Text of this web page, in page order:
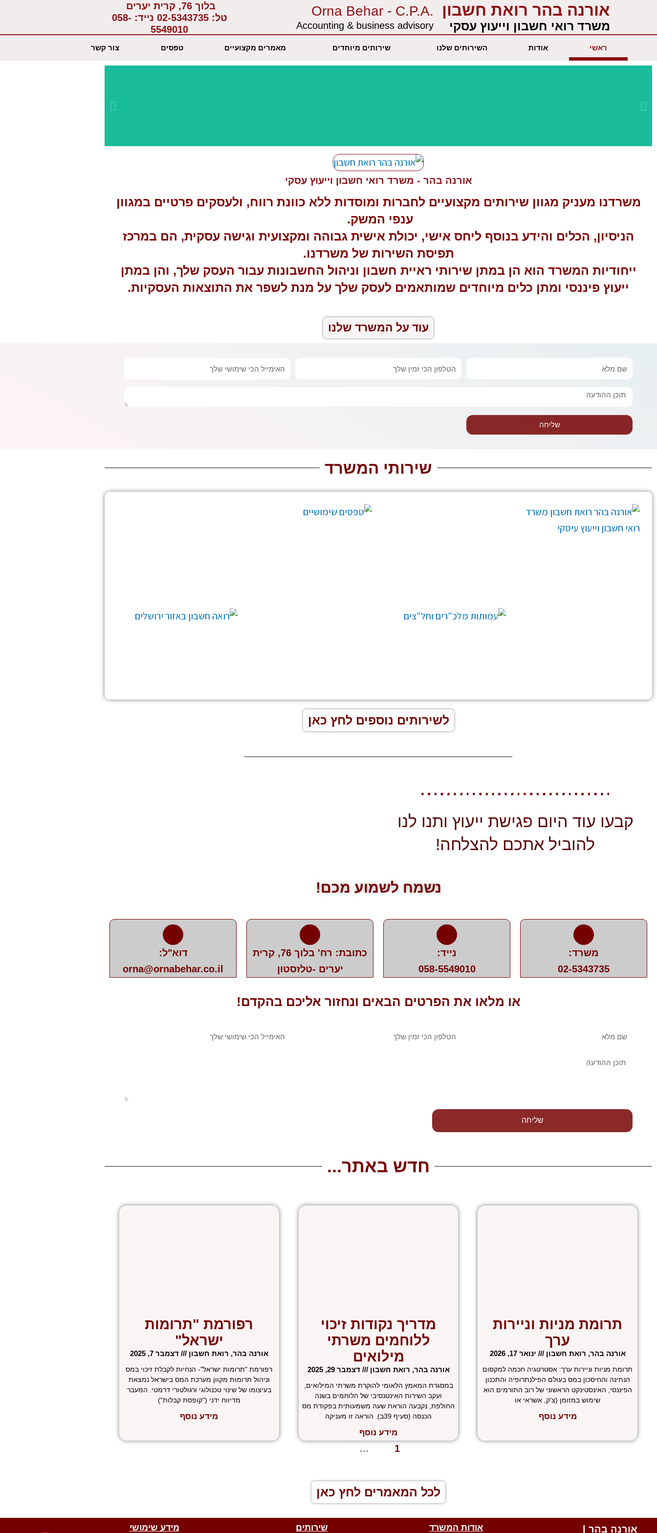
אורנה בהר רואת חשבון
משרד רואי חשבון וייעוץ עסקי
.Orna Behar - C.P.A
Accounting & business advisory‏
בלוך 76, קרית יערים
טל:02-5343735 נייד: 058-
5549010
ראשי אודות השירותים שלנו שירותים מיוחדים מאמרים מקצועיים טפסים צור קשר
אורנה בהר - משרד רואי חשבון וייעוץ עסקי
משרדנו מעניק מגווןשירותים מקצועיים לחברות ומוסדות ללא כוונת רווח, ולעסקים פרטיים במגוון
ענפי המשק.
הניסיון, הכלים והידע בנוסף ליחס אישי, יכולת אישית גבוהה ומקצועית וגישה עסקית, הם במרכז
תפיסת השירות של משרדנו.
ייחודיות המשרד הוא הן במתן שירותי ראיית חשבון וניהול החשבונות עבור העסק שלך, והן במתן
ייעוץ פיננסי ומתן כלים מיוחדים שמותאמים לעסק שלך על מנת לשפר את התוצאות העסקיות.
עוד על המשרד שלנו
שם
טלפון אימייל
הודעה
שליחה
שירותי המשרד
לשירותים נוספים לחץ כאן
קבעו עוד היום פגישת ייעוץ ותנו לנו
להוביל אתכם להצלחה!
נשמח לשמוע מכם!
משרד:
02-5343735
נייד:
058-5549010
כתובת: רח' בלוך 76, קרית
יערים -טלזסטון
דוא"ל:
orna@ornabehar.co.il
או מלאו את הפרטים הבאים ונחזור אליכם בהקדם!
שם
טלפון
אימייל
הודעה
שליחה
חדש באתר...
תרומת מניות וניירות
ערך
אורנה בהר, רואת חשבון ינואר 17, 2026
תרומת מניות וניירות ערך: אסטרטגיה חכמה למקסום
הנתינה והחיסכון במס בעולם הפילנתרופיה והתכנון
הפיננסי, האינסטינקט הראשוני של רוב התורמים הוא
שימוש במזומן (צ'ק, אשראי או
מידע נוסף
מדריך נקודות זיכוי
ללוחמים משרתי
מילואים
אורנה בהר, רואת חשבון דצמבר 29, 2025
במסגרת המאמץ הלאומי להוקרת משרתי המילואים,
ועקב השירות האינטנסיבי של הלוחמים בשנה
החולפת, נקבעה הוראת שעה משמעותית בפקודת מס
הכנסה (סעיף 39ב). הוראה זו מעניקה
מידע נוסף
רפורמת "תרומות
ישראל"
אורנה בהר, רואת חשבון דצמבר 7, 2025
רפורמת "תרומות ישראל"- הנחיות לקבלת זיכוי במס
וניהול תרומות מקוון מערכת המס בישראל נמצאת
בעיצומו של שינוי טכנולוגי ורגולטורי דרמטי. המעבר
מדיווח ידני ("קופסת קבלות")
מידע נוסף
1
…
לכל המאמרים לחץ כאן
אורנה בהר | אודות המשרד שירותים מידע שימושי